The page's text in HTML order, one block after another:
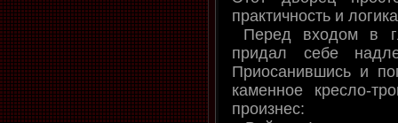
практичность и
Перед входом в
придал себе
Приосанившись и
каменное кресло-
произнес: